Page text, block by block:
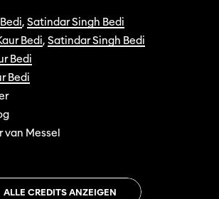
, Satindar Singh Bedi
Bedi, Satindar Singh Bedi
Bedi
Bedi
van Messel
ALLE CREDITS ANZEIGEN